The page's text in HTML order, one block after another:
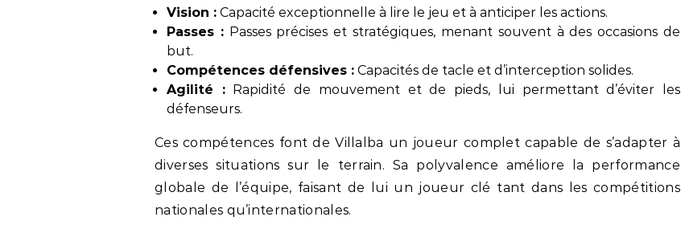
Vision : Capacité exceptionnelle à lire le jeu et à anticiper les actions.
Passes :Passes précises et stratégiques, menant souvent à des occasions de
but.
Compétences défensives : Capacités de tacle et d’interception solides.
Agilité :Rapidité de mouvement et de pieds, lui permettant d’éviter les
défenseurs.
Ces compétences font de Villalba un joueur complet capable de s’adapter à
diverses situations sur le terrain. Sa polyvalence améliore la performance
globale de l’équipe, faisant de lui un joueur clé tant dans les compétitions
nationales qu’internationales.